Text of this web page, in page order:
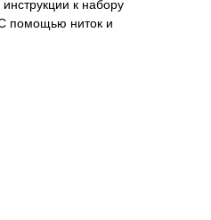
к набору
помощью ниток и